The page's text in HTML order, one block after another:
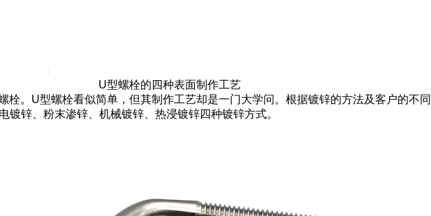
U型螺栓的四种表面制作工艺
栓。U型螺栓看似简单，但其制作工艺却是一门大学问。根据镀锌的方法及客户的不
镀锌、粉末渗锌、机械镀锌、热浸镀锌四种镀锌方式。